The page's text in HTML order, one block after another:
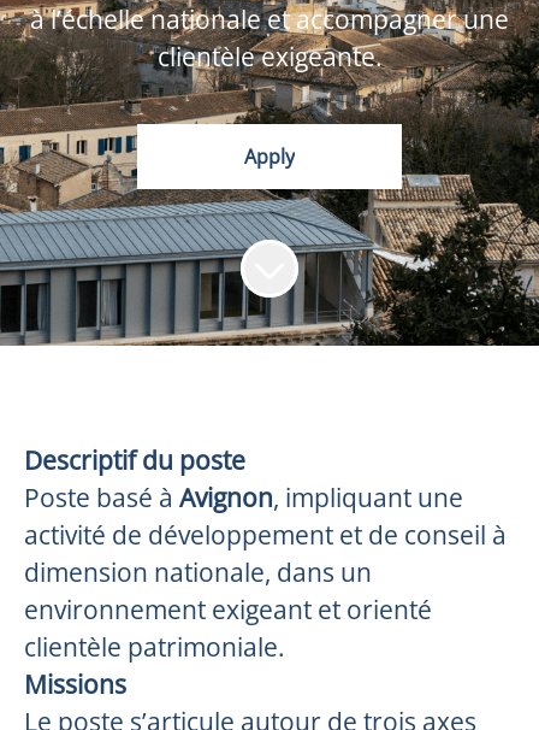
à l’échelle nationale et accompagner une
clientèle exigeante.
Apply
Descriptif du poste
Poste basé à Avignon, impliquant une
activité de développement et de conseil à
dimension nationale, dans un
environnement exigeant et orienté
clientèle patrimoniale.
Missions
Le poste s’articule autour de trois axes